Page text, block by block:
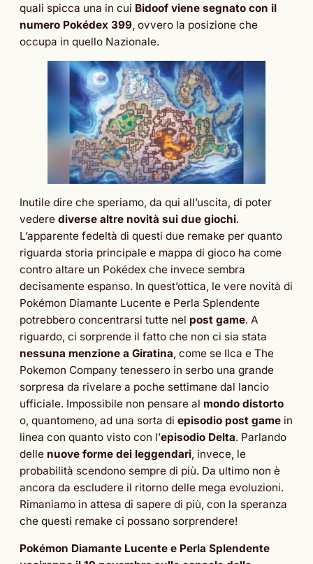
quali spicca una in cui Bidoof viene segnato con il
numero Pokédex 399, ovvero la posizione che
occupa in quello Nazionale.
Inutile dire che speriamo, da qui all’uscita, di poter
vedere diverse altre novità sui due giochi.
L’apparente fedeltà di questi due remake per quanto
riguarda storia principale e mappa di gioco ha come
contro altare un Pokédex che invece sembra
decisamente espanso. In quest’ottica, le vere novità di
Pokémon Diamante Lucente e Perla Splendente
potrebbero concentrarsi tutte nel post game. A
riguardo, ci sorprende il fatto che non ci sia stata
nessuna menzione a Giratina, come se Ilca e The
Pokemon Company tenessero in serbo una grande
sorpresa da rivelare a poche settimane dal lancio
ufficiale. Impossibile non pensare al mondo distorto
o, quantomeno, ad una sorta di episodio post game in
linea con quanto visto con l’episodio Delta. Parlando
delle nuove forme dei leggendari, invece, le
probabilità scendono sempre di più. Da ultimo non è
ancora da escludere il ritorno delle mega evoluzioni.
Rimaniamo in attesa di sapere di più, con la speranza
che questi remake ci possano sorprendere!
Pokémon Diamante Lucente e Perla Splendente